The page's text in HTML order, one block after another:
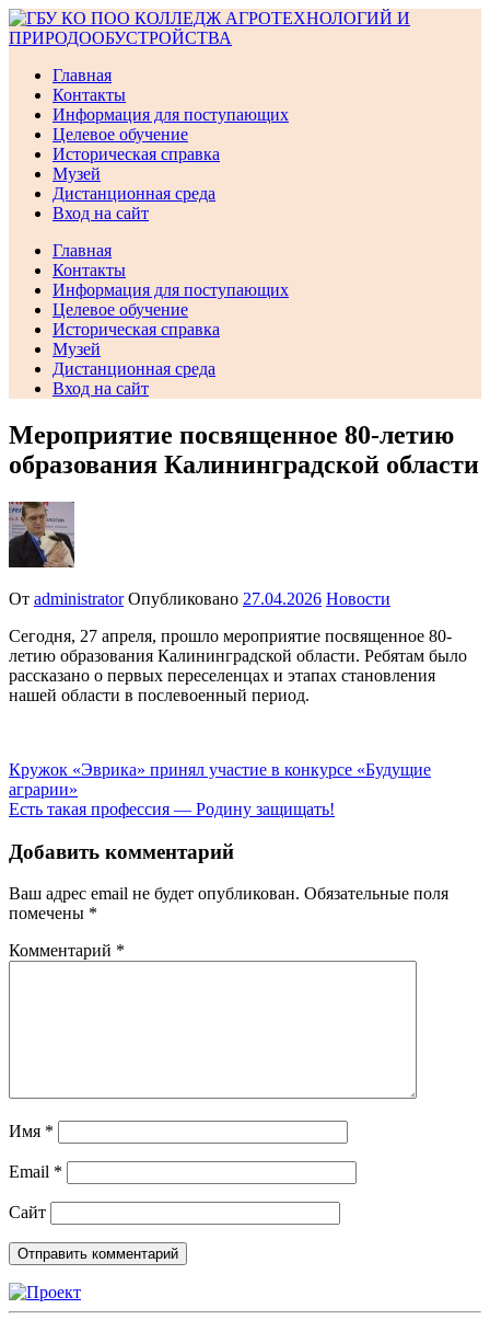
Перейти
к
Главная
Контакты
Информация для поступающих
Целевое обучение
Историческая справка
Музей
Дистанционная среда
Вход на сайт
Главная
Контакты
Информация для поступающих
Целевое обучение
Историческая справка
Музей
Дистанционная среда
Вход на сайт
Мероприятие посвященное 80-летию
образования Калининградской области
От administrator Опубликовано 27.04.2026 Новости
Сегодня, 27 апреля, прошло мероприятие посвященное 80-
летию образования Калининградской области. Ребятам было
рассказано о первых переселенцах и этапах становления
нашей области в послевоенный период.
Навигация
по
Кружок «Эврика» принял участие в конкурсе «Будущие
аграрии»
Есть такая профессия — Родину защищать!
Добавить комментарий
Ваш адрес email не будет опубликован. Обязательные поля
помечены *
Комментарий *
Имя *
Email *
Сайт